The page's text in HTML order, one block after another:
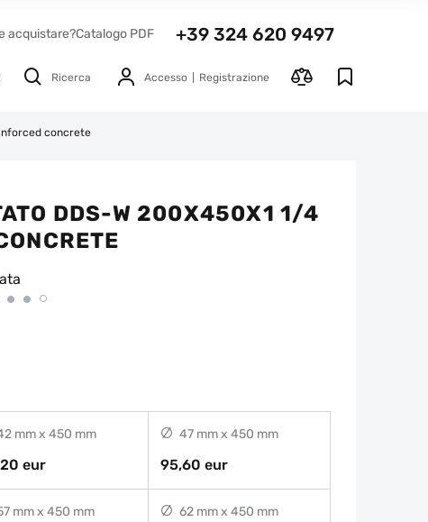
acquistare?Catalogo PDF +39 324 620 9497
Ricerca Accesso Registrazione
concrete
DDS-W 200X450X1 1/4
mm x 450 mm
eur
47 mm x 450 mm
95,60 eur
mm x 450 mm 62 mm x 450 mm